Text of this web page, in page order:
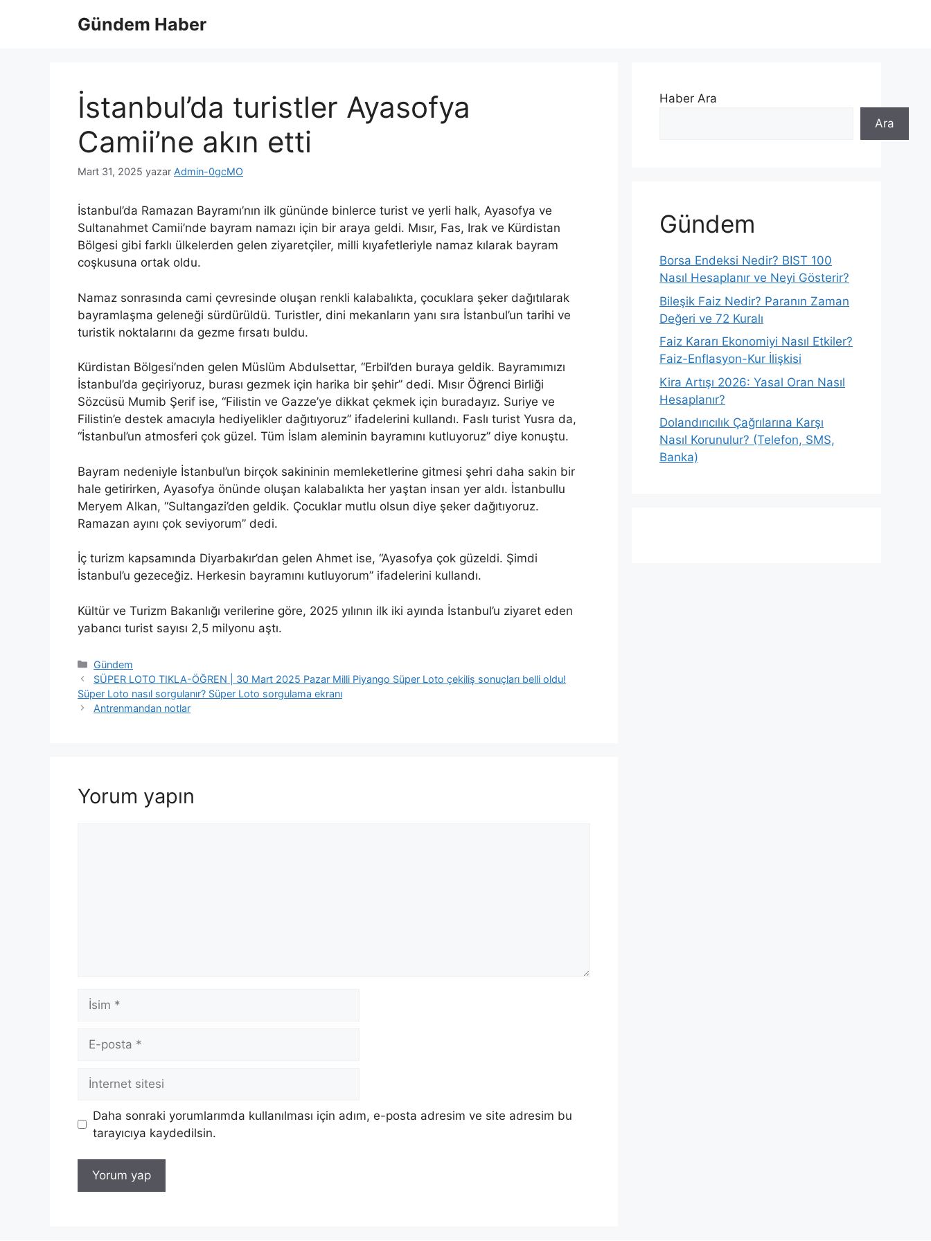
Gündem Haber
İstanbul’da turistler Ayasofya
Camii’ne akın etti
Mart 31, 2025 yazar Admin-0gcMO
İstanbul’da Ramazan Bayramı’nın ilk gününde binlerce turist ve yerli halk, Ayasofya ve
Sultanahmet Camii’nde bayram namazı için bir araya geldi. Mısır, Fas, Irak ve Kürdistan
Bölgesi gibi farklı ülkelerden gelen ziyaretçiler, milli kıyafetleriyle namaz kılarak bayram
coşkusuna ortak oldu.
Namaz sonrasında cami çevresinde oluşan renkli kalabalıkta, çocuklara şeker dağıtılarak
bayramlaşma geleneği sürdürüldü. Turistler, dini mekanların yanı sıra İstanbul’un tarihi ve
turistik noktalarını da gezme fırsatı buldu.
Kürdistan Bölgesi’nden gelen Müslüm Abdulsettar, “Erbil’den buraya geldik. Bayramımızı
İstanbul’da geçiriyoruz, burası gezmek için harika bir şehir” dedi. Mısır Öğrenci Birliği
Sözcüsü Mumib Şerif ise, “Filistin ve Gazze’ye dikkat çekmek için buradayız. Suriye ve
Filistin’e destek amacıyla hediyelikler dağıtıyoruz” ifadelerini kullandı. Faslı turist Yusra da,
“İstanbul’un atmosferi çok güzel. Tüm İslam aleminin bayramını kutluyoruz” diye konuştu.
Bayram nedeniyle İstanbul’un birçok sakininin memleketlerine gitmesi şehri daha sakin bir
hale getirirken, Ayasofya önünde oluşan kalabalıkta her yaştan insan yer aldı. İstanbullu
Meryem Alkan, “Sultangazi’den geldik. Çocuklar mutlu olsun diye şeker dağıtıyoruz.
Ramazan ayını çok seviyorum” dedi.
İç turizm kapsamında Diyarbakır’dan gelen Ahmet ise, “Ayasofya çok güzeldi. Şimdi
İstanbul’u gezeceğiz. Herkesin bayramını kutluyorum” ifadelerini kullandı.
Kültür ve Turizm Bakanlığı verilerine göre, 2025 yılının ilk iki ayında İstanbul’u ziyaret eden
yabancı turist sayısı 2,5 milyonu aştı.
Kategoriler
Gündem
SÜPER LOTO TIKLA-ÖĞREN | 30 Mart 2025 Pazar Milli Piyango Süper Loto çekiliş sonuçları belli oldu!
Süper Loto nasıl sorgulanır? Süper Loto sorgulama ekranı
Antrenmandan notlar
Yorum yapın
İsim
posta
İnternet
sitesi
Daha sonraki yorumlarımda kullanılması için adım, e-posta adresim ve site adresim bu
tarayıcıya kaydedilsin.
Haber Ara
Ara
Gündem
Borsa Endeksi Nedir? BIST 100
Nasıl Hesaplanır ve Neyi Gösterir?
Bileşik Faiz Nedir? Paranın Zaman
Değeri ve 72 Kuralı
Faiz Kararı Ekonomiyi Nasıl Etkiler?
Faiz-Enflasyon-Kur İlişkisi
Kira Artışı 2026: Yasal Oran Nasıl
Hesaplanır?
Dolandırıcılık Çağrılarına Karşı
Nasıl Korunulur? (Telefon, SMS,
Banka)